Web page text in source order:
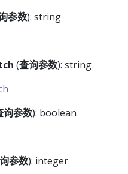
参数): string
(查询参数): string
询参数): boolean
参数): integer